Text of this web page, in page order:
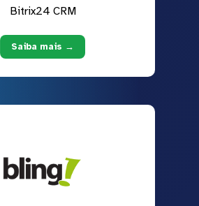
Bitrix24 CRM
Saiba mais →